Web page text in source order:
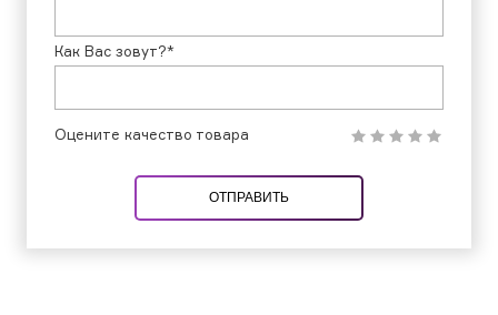
Как Вас зовут?*
Оцените качество товара
ОТПРАВИТЬ